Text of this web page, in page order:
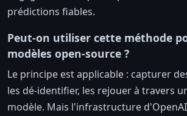
prédictions fiables.
Peut-on utiliser cette méthode
modèles open-source ?
Le principe est applicable : capturer
les dé-identifier, les rejouer à travers
modèle. Mais l'infrastructure